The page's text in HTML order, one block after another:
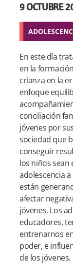
9 OCTUBRE
En este día
en la
crianza en la
enfoque
conciliación
jóvenes por
sociedad que
conseguir
los niños sean
adolescencia
están
afectar
jóvenes. Los
educadores,
entrenarnos
poder, e
de los jóvenes.